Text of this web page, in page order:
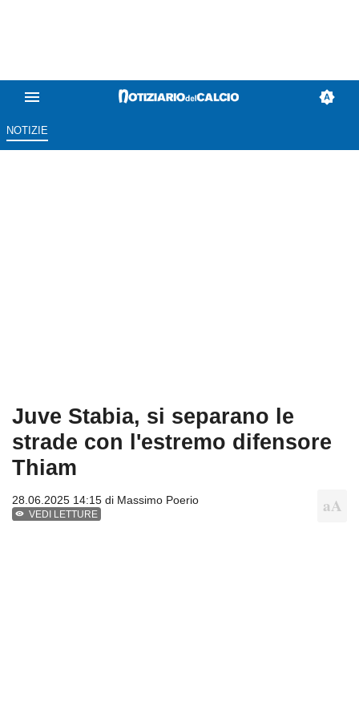
NOTIZIE
Juve Stabia, si separano le
strade con l'estremo difensore
Thiam
28.06.2025 14:15 di Massimo Poerio
VEDI LETTURE